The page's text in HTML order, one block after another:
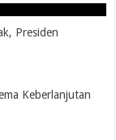
Presiden
Keberlanjutan